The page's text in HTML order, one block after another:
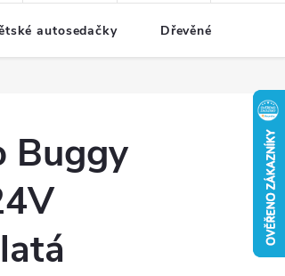
autosedačky Dřevěné hračky
Buggy